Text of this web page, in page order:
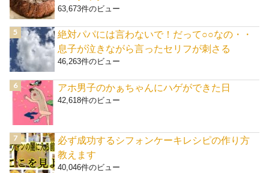
63,673件のビュー
絶対パパには言わないで！だって○○なの・・
息子が泣きながら言ったセリフが刺さる
46,263件のビュー
アホ男子のかぁちゃんにハゲができた日
42,618件のビュー
必ず成功するシフォンケーキレシピの作り方
教えます
40,046件のビュー